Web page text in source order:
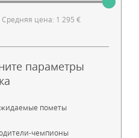
Средняя цена: 1 295 €
параметры
пометы
чемпионы